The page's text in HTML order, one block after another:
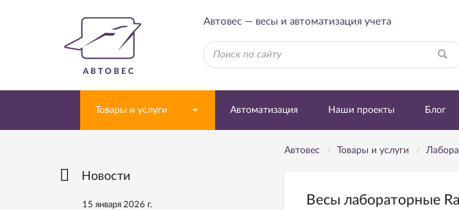
АВТОВЕС
Автовес — весы и автоматизация учета
Товары и услуги Автоматизация Наши проекты Блог
Автовес Товары и услуги
Весы лабораторные
Новости
15 января 2026 г.